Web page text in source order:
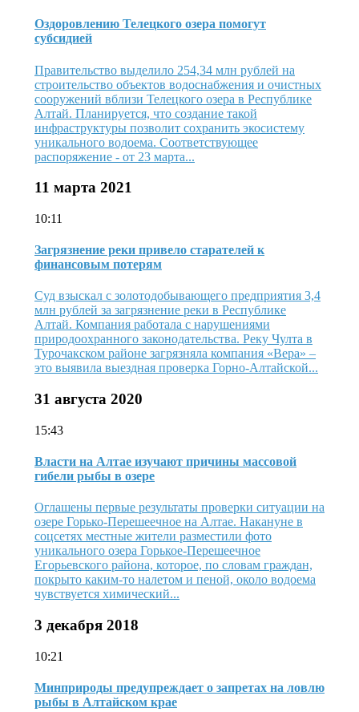
Оздоровлению Телецкого озера помогут
субсидией
Правительство выделило 254,34 млн рублей на
строительство объектов водоснабжения и очистных
сооружений вблизи Телецкого озера в Республике
Алтай. Планируется, что создание такой
инфраструктуры позволит сохранить экосистему
уникального водоема. Соответствующее
распоряжение - от 23 марта...
11 марта 2021
10:11
Загрязнение реки привело старателей к
финансовым потерям
Суд взыскал с золотодобывающего предприятия 3,4
млн рублей за загрязнение реки в Республике
Алтай. Компания работала с нарушениями
природоохранного законодательства. Реку Чулта в
Турочакском районе загрязняла компания «Вера» –
это выявила выездная проверка Горно-Алтайской...
31 августа 2020
15:43
Власти на Алтае изучают причины массовой
гибели рыбы в озере
Оглашены первые результаты проверки ситуации на
озере Горько-Перешеечное на Алтае. Накануне в
соцсетях местные жители разместили фото
уникального озера Горькое-Перешеечное
Егорьевского района, которое, по словам граждан,
покрыто каким-то налетом и пеной, около водоема
чувствуется химический...
3 декабря 2018
10:21
Минприроды предупреждает о запретах на ловлю
рыбы в Алтайском крае